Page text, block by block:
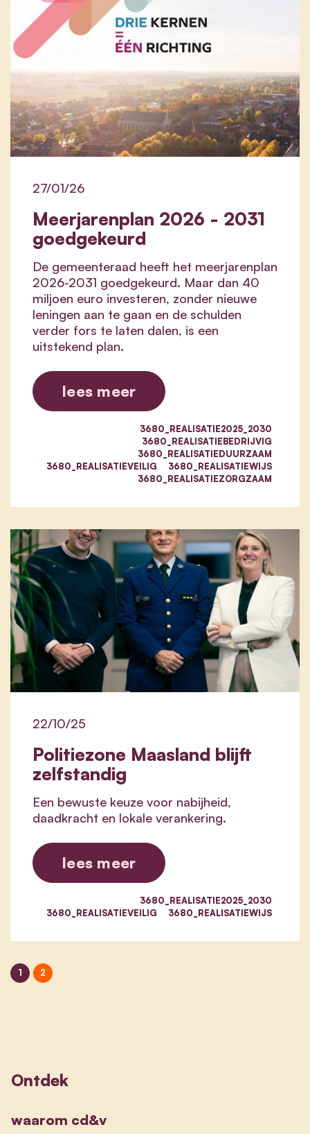
Meerjarenplan 2026 - 2031
goedgekeurd
27/01/26
De gemeenteraad heeft het meerjarenplan
2026-2031 goedgekeurd. Maar dan 40
miljoen euro investeren, zonder nieuwe
leningen aan te gaan en de schulden
verder fors te laten dalen, is een
uitstekend plan.
lees meer
3680_REALISATIE2025_2030
3680_REALISATIEBEDRIJVIG
3680_REALISATIEDUURZAAM
3680_REALISATIEVEILIG
3680_REALISATIEWIJS
3680_REALISATIEZORGZAAM
Politiezone Maasland blijft
zelfstandig
22/10/25
Een bewuste keuze voor nabijheid,
daadkracht en lokale verankering.
lees meer
3680_REALISATIE2025_2030
3680_REALISATIEVEILIG
3680_REALISATIEWIJS
1 2
Ontdek
waarom cd&v